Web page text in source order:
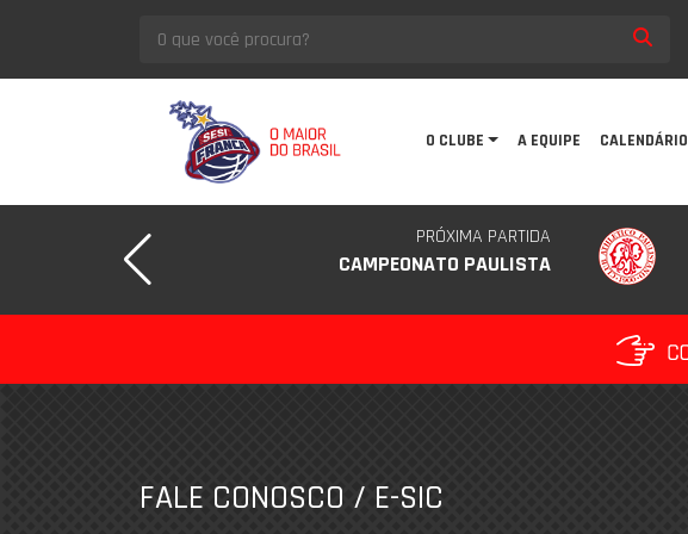
O CLUBE A EQUIPE CALENDÁRIO
PRÓXIMA PARTIDA
CAMPEONATO PAULISTA
FALE CONOSCO / E-SIC